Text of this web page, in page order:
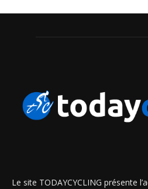
Le site TODAYCYCLING présente